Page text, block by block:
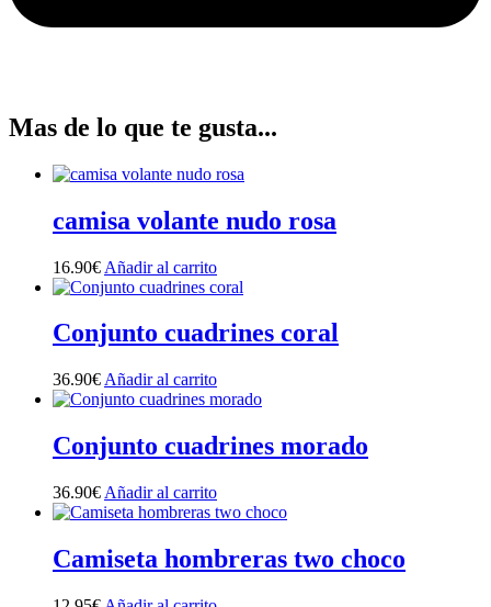
Mas de lo que te gusta...
camisa volante nudo rosa
16.90€ Añadir al carrito
Conjunto cuadrines coral
36.90€ Añadir al carrito
Conjunto cuadrines morado
36.90€ Añadir al carrito
Camiseta hombreras two choco